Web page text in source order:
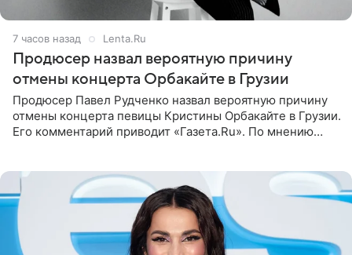
7 часов назад Lenta.Ru
Продюсер назвал вероятную причину
отмены концерта Орбакайте в Грузии
Продюсер Павел Рудченко назвал вероятную причину
отмены концерта певицы Кристины Орбакайте в Грузии.
Его комментарий приводит «Газета.Ru». По мнению